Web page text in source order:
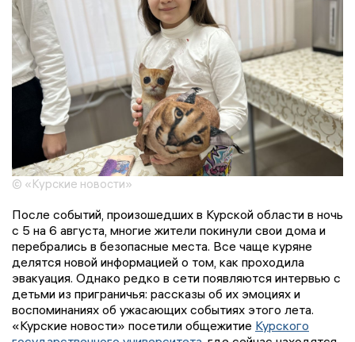
© «Курские новости»
После событий, произошедших в Курской области в ночь
с 5 на 6 августа, многие жители покинули свои дома и
перебрались в безопасные места. Все чаще куряне
делятся новой информацией о том, как проходила
эвакуация. Однако редко в сети появляются интервью с
детьми из приграничья: рассказы об их эмоциях и
воспоминаниях об ужасающих событиях этого лета.
«Курские новости» посетили общежитие Курского